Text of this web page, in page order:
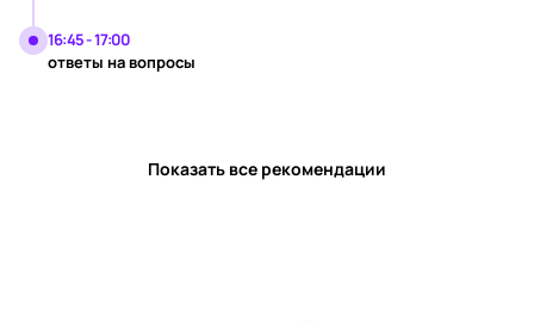
16:45 - 17:00
ответы на вопросы
Показать все рекомендации